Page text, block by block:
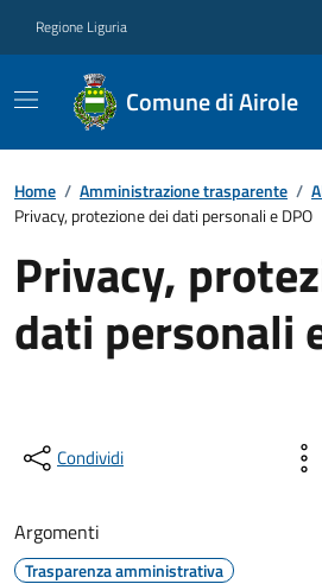
Regione Liguria
Comune di Airole
Home / Amministrazione trasparente /
Privacy, protezione dei dati personali e DPO
Privacy,
dati personali
Condividi
Argomenti
Trasparenza amministrativa